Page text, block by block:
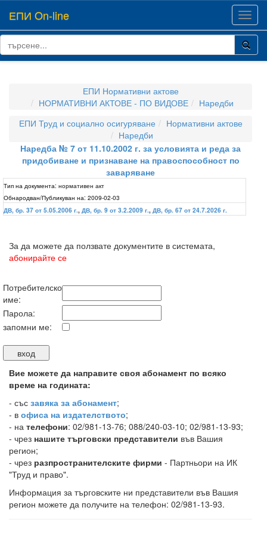
ЕПИ On-line
ЕПИ Нормативни актове
НОРМАТИВНИ АКТОВЕ - ПО ВИДОВЕ
Наредби
ЕПИ Труд и социално осигуряване
Нормативни актове
Наредби
Наредба № 7 от 11.10.2002 г. за условията и реда за
придобиване и признаване на правоспособност по
заваряване
Тип на документа: нормативен акт
Обнародван/Публикуван на: 2009-02-03
ДВ, бр. 37 от 5.05.2006 г., ДВ, бр. 9 от 3.2.2009 г., ДВ, бр. 67 от 24.7.2026 г.
За да можете да ползвате документите в системата,
абонирайте се
Потребителско
име:
Парола:
запомни ме:
Вие можете да направите своя абонамент по всяко
време на годината:
- със завяка за абонамент;
- в офиса на издателството;
- на телефони: 02/981-13-76; 088/240-03-10; 02/981-13-93;
- чрез нашите търговски представители във Вашия
регион;
- чрез разпространителските фирми - Партньори на ИК
"Труд и право".
Информация за търговските ни представители във Вашия
регион можете да получите на телефон: 02/981-13-93.